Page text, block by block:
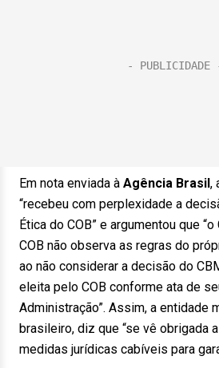
Em nota enviada à Agência Brasil,
“recebeu com perplexidade a
Ética do COB” e argumentou que
COB não observa as regras do
ao não considerar a decisão do
eleita pelo COB conforme ata de
Administração”. Assim, a entidade
brasileiro, diz que “se vê obrigada
medidas jurídicas cabíveis para